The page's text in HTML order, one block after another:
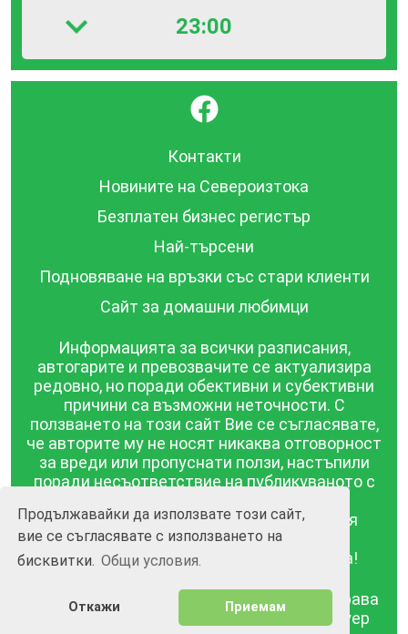
Продължавайки да използвате този сайт,
вие се съгласявате с използването на
бисквитки. Общи условия.
Откажи Приемам
23:00
}
Контакти
Новините на Североизтока
Безплатен бизнес регистър
Най-търсени
Подновяване на връзки със стари клиенти
Сайт за домашни любимци
Информацията за всички разписания,
автогарите и превозвачите се актуализира
редовно, но поради обективни и субективни
причини са възможни неточности. С
ползването на този сайт Вие се съгласявате,
че авторите му не носят никаква отговорност
за вреди или пропуснати ползи, настъпили
поради несъответствие на публикуваното с
публикувана в този сайт се предоставя
такава каквато е, без гаранция за
съответствието ѝ с действителността!
BGrazpisanie.com © 2008 - 2026, Всички права
Изработка на уебсайт и софтуер